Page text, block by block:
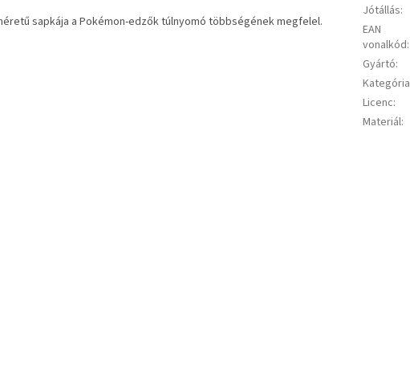
sapkája a Pokémon-edzők túlnyomó többségének megfelel.
Jótállás:
EAN
vonalkód:
Gyártó:
Kategória
Licenc:
Materiál: